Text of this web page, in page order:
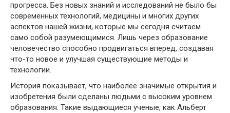
прогресса. Без новых знаний и исследований не было бы
современных технологий, медицины и многих других
аспектов нашей жизни, которые мы сегодня считаем
само собой разумеющимися. Лишь через образование
человечество способно продвигаться вперед, создавая
что-то новое и улучшая существующие методы и
технологии.
История показывает, что наиболее значимые открытия и
изобретения были сделаны людьми с высоким уровнем
образования. Такие выдающиеся ученые, как Альберт